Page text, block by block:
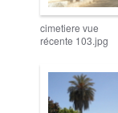
cimetiere vue
récente 103.jpg